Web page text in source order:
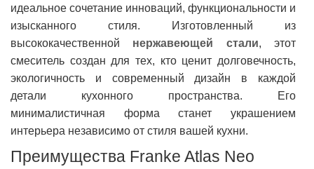
идеальное сочетание инноваций, функциональности и
изысканного стиля. Изготовленный из
высококачественной нержавеющей стали, этот
смеситель создан для тех, кто ценит долговечность,
экологичность и современный дизайн в каждой
детали кухонного пространства. Его
минималистичная форма станет украшением
интерьера независимо от стиля вашей кухни.
Преимущества Franke Atlas Neo